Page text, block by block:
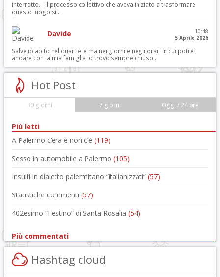
interrotto. Il processo collettivo che aveva iniziato a trasformare
questo luogo si...
Davide
10:48
5 Aprile 2026
Salve io abito nel quartiere ma nei giorni e negli orari in cui potrei
andare con la mia famiglia lo trovo sempre chiuso..
Hot Post
30 giorni 7 giorni Oggi / 24 ore
Più letti
A Palermo c’era e non c’è (119)
Sesso in automobile a Palermo (105)
Insulti in dialetto palermitano “italianizzati” (57)
Statistiche commenti (57)
402esimo “Festino” di Santa Rosalia (54)
Più commentati
Hashtag cloud